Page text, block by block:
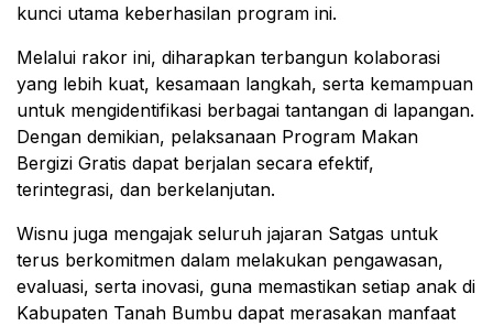
kunci utama keberhasilan program ini.
Melalui rakor ini, diharapkan terbangun kolaborasi
yang lebih kuat, kesamaan langkah, serta kemampuan
untuk mengidentifikasi berbagai tantangan di lapangan.
Dengan demikian, pelaksanaan Program Makan
Bergizi Gratis dapat berjalan secara efektif,
terintegrasi, dan berkelanjutan.
Wisnu juga mengajak seluruh jajaran Satgas untuk
terus berkomitmen dalam melakukan pengawasan,
evaluasi, serta inovasi, guna memastikan setiap anak di
Kabupaten Tanah Bumbu dapat merasakan manfaat